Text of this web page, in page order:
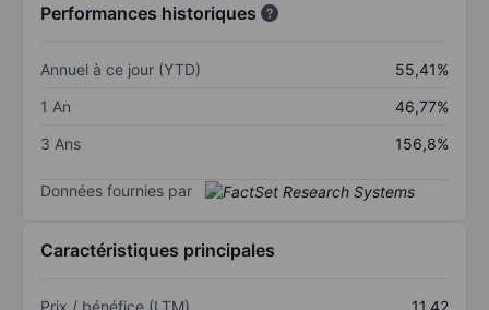
Performances historiques
Annuel à ce jour (YTD)
55,41%
1 An
46,77%
3 Ans
156,8%
Données fournies par
Caractéristiques principales